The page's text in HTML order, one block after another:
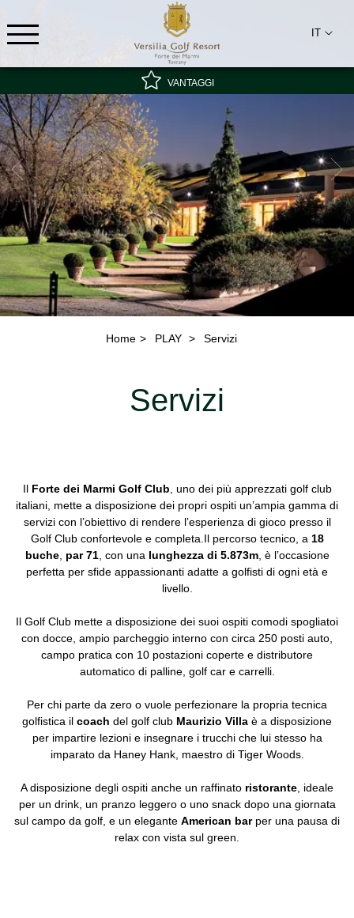
IT
VANTAGGI
Tariffa speciale - non rimborsabile
Miglior tariffa garantita
Colazione inclusa
Home PLAY Servizi
Servizi
IlForte dei Marmi Golf Club , uno dei più apprezzati golf club
italiani, mette a disposizione dei propri ospiti un’ampia gamma di
servizi con l’obiettivo di rendere l’esperienza di gioco presso il
Golf Club confortevole e completa.Il percorso tecnico, a 18
buche, par 71, con una lunghezza di 5.873m, è l’occasione
perfetta per sfide appassionanti adatte a golfisti di ogni età e
livello.
Il Golf Club mette a disposizione dei suoi ospiti comodi spogliatoi
con docce, ampio parcheggio interno con circa 250 posti auto,
campo pratica con 10 postazioni coperte e distributore
automatico di palline, golf car e carrelli.
Per chi parte da zero o vuole perfezionare la propria tecnica
golfistica il coach del golf club Maurizio Villa è a disposizione
per impartire lezioni e insegnare i trucchi che lui stesso ha
imparato da Haney Hank, maestro di Tiger Woods.
A disposizione degli ospiti anche un raffinato ristorante , ideale
per un drink, un pranzo leggero o uno snack dopo una giornata
sul campo da golf, e un elegante American barper una pausa di
relax con vista sul green.